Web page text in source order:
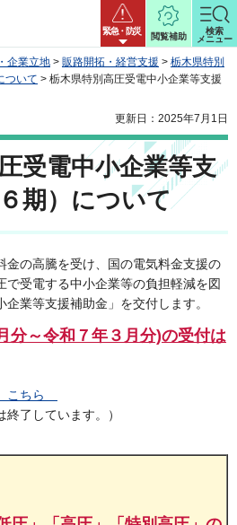
緊急・防災
閲覧補助
検索
メニュー
企業立地 > 販路開拓・経営支援 > 栃木県特別
ついて > 栃木県特別高圧受電中小企業等支援
更新日：2025年7月1日
受電中小企業等支
期）について
の高騰を受け、国の電気料金支援の
で受電する中小企業等の負担軽減を図
業等支援補助金」を交付します。
分～令和７年３月分)の受付は
こちら
了しています。）